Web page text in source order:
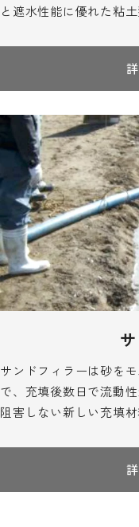
と遮水性能に優れた粘
サンドフィラーは砂を
で、充填後数日で流動
阻害しない新しい充填材